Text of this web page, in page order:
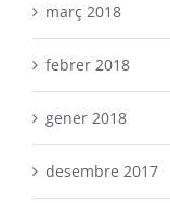
març 2018
febrer 2018
gener 2018
desembre 2017